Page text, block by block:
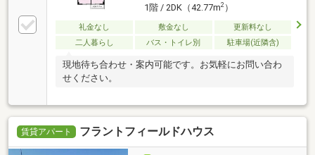
1階 / 2DK（42.77m2）
礼金なし 敷金なし
更新料なし
二人暮らし
バス・トイレ別 駐車場(近隣含)
現地待ち合わせ・案内可能です。お気軽にお問い合わ
せください。
賃貸アパート フラントフィールドハウス